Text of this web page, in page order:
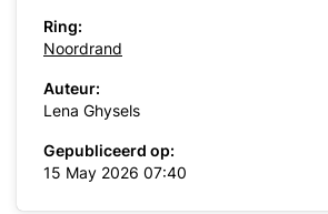
Ring:
Noordrand
Auteur:
Lena Ghysels
Gepubliceerd op:
15 May 2026 07:40